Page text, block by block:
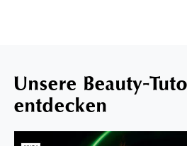
Unsere Beauty-
entdecken